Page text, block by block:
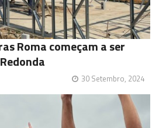
Roma começam a ser
30 Setembro, 2024